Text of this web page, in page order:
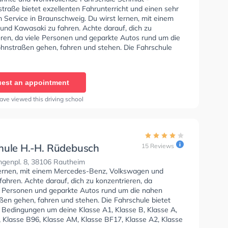
bietet exzellenten Fahrunterricht und einen sehr
Service in Braunschweig. Du wirst lernen, mit einem
Kawasaki zu fahren. Achte darauf, dich zu
da viele Personen und geparkte Autos rund um die
gehen, fahren und stehen. Die Fahrschule
Bedingungen um deine Klasse A1, Klasse
BF17, Klasse A2, Klasse C1, Klasse C1E, Klasse C,
Klasse D1, Klasse DE1, Klasse D, Klasse DE, Mofa -
und B-Handicap zu erhalten. Die Erste-Hilfe-
Schule. In der Fahrschule Schmidt - Humboldtstraße
an appointment
viewed this driving school
H.-H. Rüdebusch
8, 38106 Rautheim
15 Reviews
mit einem Mercedes-Benz, Volkswagen und
Achte darauf, dich zu konzentrieren, da
und geparkte Autos rund um die nahen
gehen, fahren und stehen. Die Fahrschule bietet
um deine Klasse A1, Klasse B, Klasse A,
Klasse B96, Klasse AM, Klasse BF17, Klasse A2, Klasse